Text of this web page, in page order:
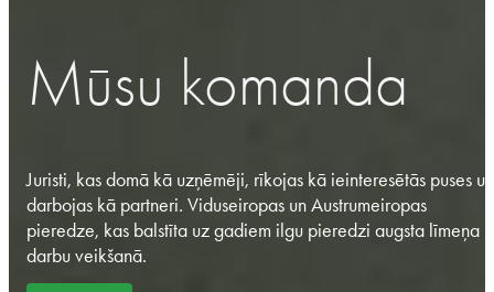
Mūsu komanda
Juristi, kas domā kā uzņēmēji, rīkojas kā ieinteresētās puses un
darbojas kā partneri. Viduseiropas un Austrumeiropas
pieredze, kas balstīta uz gadiem ilgu pieredzi augsta līmeņa
darbu veikšanā.